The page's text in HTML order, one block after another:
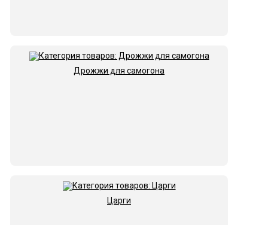
Дрожжи для самогона
Царги